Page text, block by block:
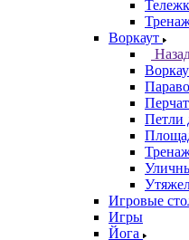
Воркаут
Петли
Игровые
Игры
Йога